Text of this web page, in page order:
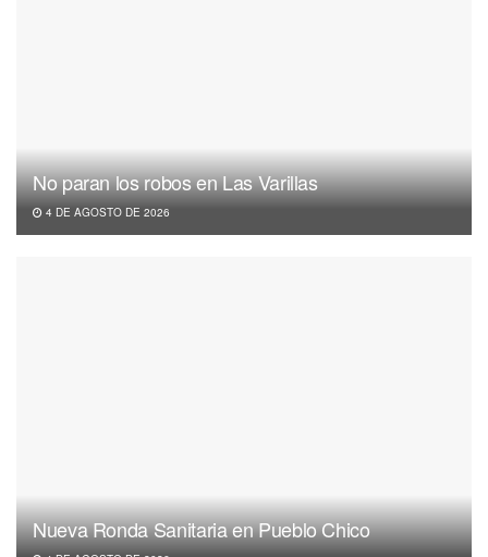
No paran los robos en Las Varillas
4 DE AGOSTO DE 2026
Nueva Ronda Sanitaria en Pueblo Chico